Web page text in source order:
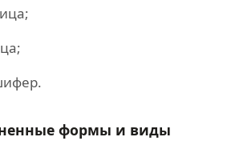
формы и виды